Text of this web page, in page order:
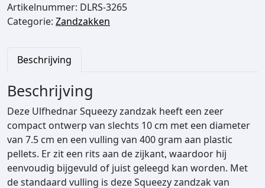
n
a
e
e
z
y
Z
a
n
Artikelnummer: DLRS-3265
Categorie: Zandzakken
Beschrijving
Beschrijving
Deze Ulfhednar Squeezy zandzak heeft een zeer
compact ontwerp van slechts 10 cm met een diameter
van 7.5 cm en een vulling van 400 gram aan plastic
pellets. Er zit een rits aan de zijkant, waardoor hij
eenvoudig bijgevuld of juist geleegd kan worden. Met
de standaard vulling is deze Squeezy zandzak van